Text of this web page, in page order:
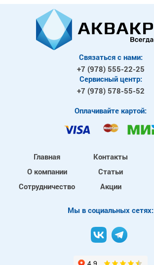
Связаться с нами:
+7 (978) 555-22-25
Сервисный центр:
+7 (978) 578-55-52
Оплачивайте картой:
Главная
О компании
Сотрудничество
Контакты
Статьи
Акции
Mы в социальных сетях: